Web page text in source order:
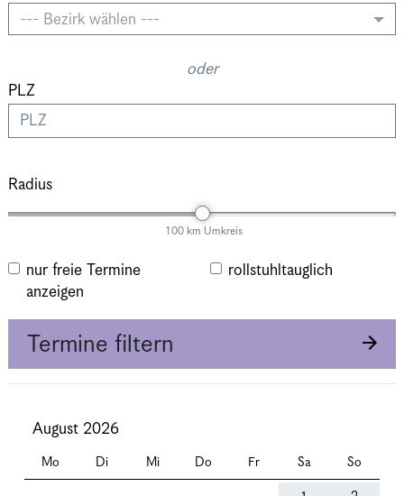
--- Bezirk wählen ---
oder
PLZ
Radius
100 km Umkreis
nur freie Termine
anzeigen
rollstuhltauglich
Termine filtern
August 2026
Mo Di Mi Do Fr Sa So